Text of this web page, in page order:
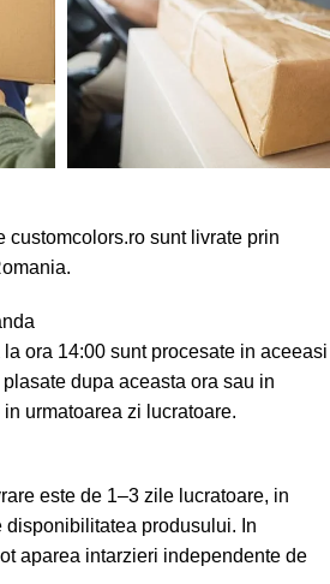
customcolors.ro sunt livrate prin
ora 14:00 sunt procesate in aceeasi
dupa aceasta ora sau in
urmatoarea zi lucratoare.
este de 1–3 zile lucratoare, in
produsului. In
aparea intarzieri independente de